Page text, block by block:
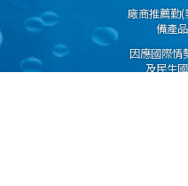
廠商推薦勤(
備產
因應國際情
及民生